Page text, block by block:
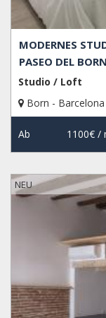
MODERNES
PASEO DEL BORN
Studio / Loft
Born - Barcelona
Ab 1100€/
NEU